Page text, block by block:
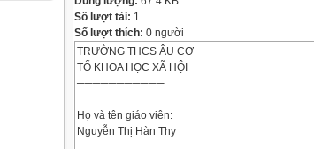
Số lượt tải: 1
Số lượt thích: 0 người
TRƯỜNG THCS ÂU CƠ
TỔ KHOA HỌC XÃ HỘI
───────────
Họ và tên giáo viên:
Nguyễn Thị Hàn Thy